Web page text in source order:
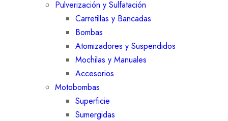
Pulverización y Sulfatación
Carretillas y Bancadas
Bombas
Atomizadores y Suspendidos
Mochilas y Manuales
Accesorios
Motobombas
Superficie
Sumergidas